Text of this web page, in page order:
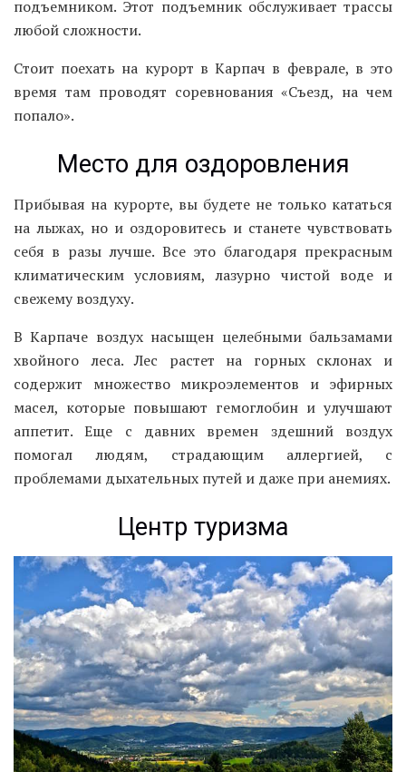
подъемником. Этот подъемник обслуживает трассы
любой сложности.
Стоит поехать на курорт в Карпач в феврале, в это
время там проводят соревнования «Съезд, на чем
попало».
Место для оздоровления
Прибывая на курорте, вы будете не только кататься
на лыжах, но и оздоровитесь и станете чувствовать
себя в разы лучше. Все это благодаря прекрасным
климатическим условиям, лазурно чистой воде и
свежему воздуху.
В Карпаче воздух насыщен целебными бальзамами
хвойного леса. Лес растет на горных склонах и
содержит множество микроэлементов и эфирных
масел, которые повышают гемоглобин и улучшают
аппетит. Еще с давних времен здешний воздух
помогал людям, страдающим аллергией, с
проблемами дыхательных путей и даже при анемиях.
Центр туризма